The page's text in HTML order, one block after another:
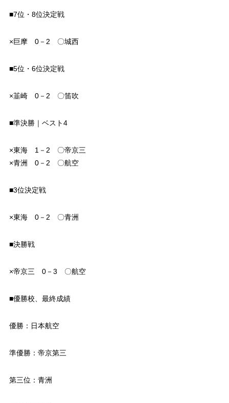
■7位・8位決定戦
×巨摩 0－2 〇城西
■5位・6位決定戦
×韮崎 0－2 〇笛吹
■準決勝｜ベスト4
×東海 1－2 〇帝京三
×青洲 0－2 〇航空
■3位決定戦
×東海 0－2 〇青洲
■決勝戦
×帝京三 0－3 〇航空
■優勝校、最終成績
優勝：日本航空
準優勝：帝京第三
第三位：青洲